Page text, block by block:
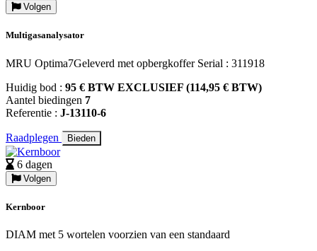
Volgen
Multigasanalysator
MRU Optima7Geleverd met opbergkoffer Serial : 311918
Huidig bod : 95 € BTW EXCLUSIEF (114,95 € BTW)
Aantel biedingen 7
Referentie : J-13110-6
Raadplegen Bieden
6 dagen
Volgen
Kernboor
DIAM met 5 wortelen voorzien van een standaard